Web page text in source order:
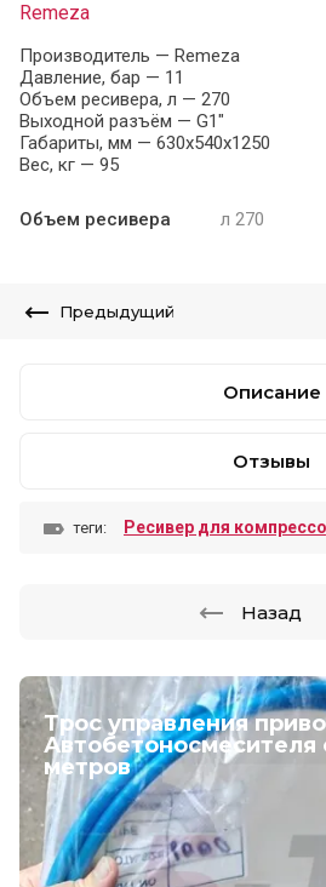
Трос управления
Автобетоносмесителя
метров
Remeza
Производитель — Remeza
Давление, бар — 11
Объем ресивера, л — 270
Выходной разъём — G1"
Габариты, мм — 630x540x1250
Вес, кг — 95
Объем ресивера л 270
Предыдущий
Описание
Отзывы
теги: Ресивер для
Назад